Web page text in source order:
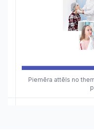
Piemēra attēls no